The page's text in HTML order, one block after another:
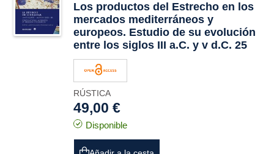
Los productos del Estrecho en los
mercados mediterráneos y
europeos. Estudio de su evolución
entre los siglos III a.C. y v d.C. 25
RÚSTICA
49,00 €
Disponible